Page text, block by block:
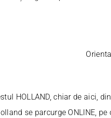
HOLLAND, chiar de aici,
se parcurge ONLINE,